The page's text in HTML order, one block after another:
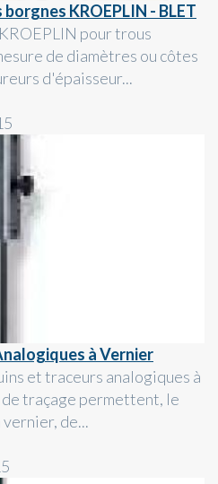
KROEPLIN - BLET
pour trous
de diamètres ou côtes
d'épaisseur...
à Vernier
et traceurs analogiques à
traçage permettent, le
de...